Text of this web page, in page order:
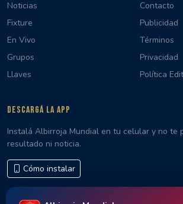
Noticias
Fixture
En Vivo
Grupos
Llaves
Contacto
Publicidad
Términos
Privacidad
Política
DESCARGÁ LA APP
Instalá Albirroja Mundial en tu celular y no te
resultado ni noticia.
Cómo instalar